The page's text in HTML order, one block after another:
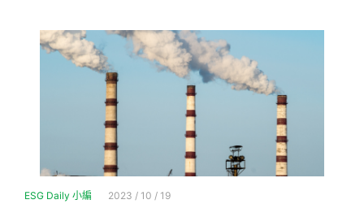
ESG Daily 小編 2023 / 10 / 19